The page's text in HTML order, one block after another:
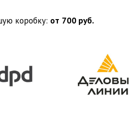
коробку: от 700 руб.